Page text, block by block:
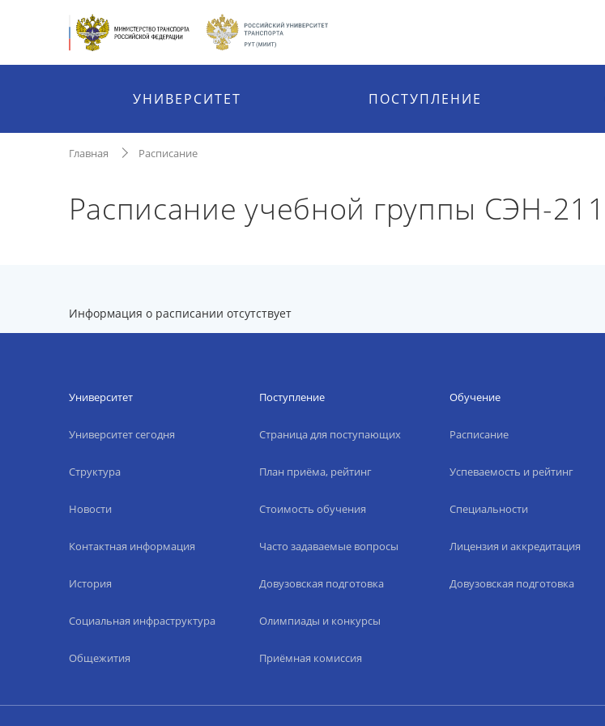
УНИВЕРСИТЕТ ПОСТУПЛЕНИЕ
Главная Расписание
Расписание учебной группы СЭН-211
Информация о расписании отсутствует
Университет
Университет сегодня
Структура
Новости
Контактная информация
История
Социальная инфраструктура
Общежития
Поступление
Страница для поступающих
План приёма, рейтинг
Стоимость обучения
Часто задаваемые вопросы
Довузовская подготовка
Олимпиады и конкурсы
Приёмная комиссия
Обучение
Расписание
Успеваемость и рейтинг
Специальности
Лицензия и аккредитация
Довузовская подготовка